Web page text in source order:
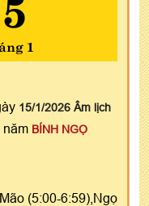
1
15/1/2026 Âm lịch
, năm BÍNH NGỌ
(5:00-6:59),Ngọ